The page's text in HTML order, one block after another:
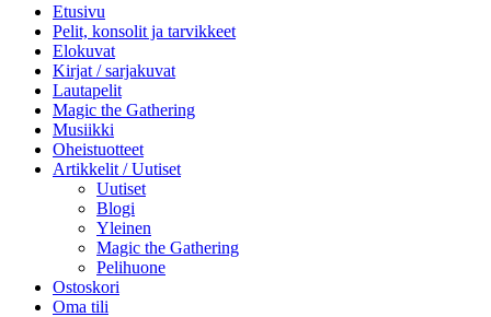
Etusivu
Pelit, konsolit ja tarvikkeet
Elokuvat
Kirjat / sarjakuvat
Lautapelit
Magic the Gathering
Musiikki
Oheistuotteet
Artikkelit / Uutiset
Uutiset
Blogi
Yleinen
Magic the Gathering
Pelihuone
Ostoskori
Oma tili